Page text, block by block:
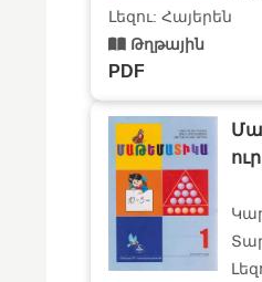
Լեզու: Հայերեն
Թղթային
PDF